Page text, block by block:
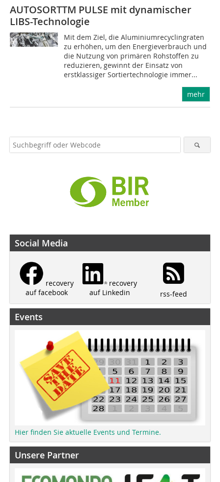
AUTOSORTTM PULSE mit dynamischer
LIBS-Technologie
Mit dem Ziel, die Aluminiumrecyclingraten
zu erhöhen, um den Energieverbrauch und
die Nutzung von primären Rohstoffen zu
reduzieren, gewinnt der Einsatz von
erstklassiger Sortiertechnologie immer...
mehr
Social Media
recovery
auf facebook
recovery
auf Linkedin
rss-feed
Events
Hier finden Sie aktuelle Events und Termine.
Unsere Partner